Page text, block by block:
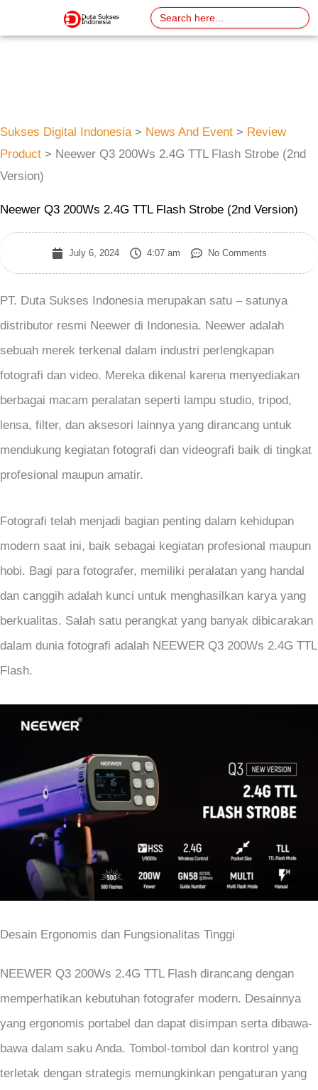
to
Search
for:
Sukses Digital Indonesia> News And Event > Review
Product > Neewer Q3 200Ws 2.4G TTL Flash Strobe (2nd
Version)
Neewer Q3 200Ws 2.4G TTL Flash Strobe (2nd Version)
July 6, 2024 4:07 am No Comments
PT. Duta Sukses Indonesia merupakan satu – satunya
distributor resmi Neewer di Indonesia. Neewer adalah
sebuah merek terkenal dalam industri perlengkapan
fotografi dan video. Mereka dikenal karena menyediakan
berbagai macam peralatan seperti lampu studio, tripod,
lensa, filter, dan aksesori lainnya yang dirancang untuk
mendukung kegiatan fotografi dan videografi baik di tingkat
profesional maupun amatir.
Fotografi telah menjadi bagian penting dalam kehidupan
modern saat ini, baik sebagai kegiatan profesional maupun
hobi. Bagi para fotografer, memiliki peralatan yang handal
dan canggih adalah kunci untuk menghasilkan karya yang
berkualitas. Salah satu perangkat yang banyak dibicarakan
dalam dunia fotografi adalah NEEWER Q3 200Ws 2.4G TTL
Flash.
Desain Ergonomis dan Fungsionalitas Tinggi
NEEWER Q3 200Ws 2.4G TTL Flash dirancang dengan
memperhatikan kebutuhan fotografer modern. Desainnya
yang ergonomis portabel dan dapat disimpan serta dibawa-
bawa dalam saku Anda. Tombol-tombol dan kontrol yang
terletak dengan strategis memungkinkan pengaturan yang